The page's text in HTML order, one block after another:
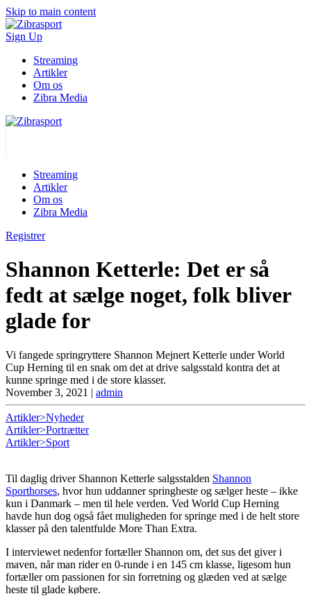
Skip to main content
Sign Up
Streaming
Artikler
Om os
Zibra Media
Streaming
Artikler
Om os
Zibra Media
Registrer
Shannon Ketterle: Det er så
fedt at sælge noget, folk bliver
glade for
Vi fangede springryttere Shannon Mejnert Ketterle under World
Cup Herning til en snak om det at drive salgsstald kontra det at
kunne springe med i de store klasser.
November 3, 2021 | admin
Artikler>Nyheder
Artikler>Portrætter
Artikler>Sport
Til daglig driver Shannon Ketterle salgsstalden Shannon
Sporthorses, hvor hun uddanner springheste og sælger heste – ikke
kun i Danmark – men til hele verden. Ved World Cup Herning
havde hun dog også fået muligheden for springe med i de helt store
klasser på den talentfulde More Than Extra.
I interviewet nedenfor fortæller Shannon om, det sus det giver i
maven, når man rider en 0-runde i en 145 cm klasse, ligesom hun
fortæller om passionen for sin forretning og glæden ved at sælge
heste til glade købere.